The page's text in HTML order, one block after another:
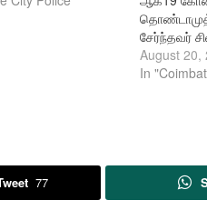
சேர்ந்தவர்
இவர்
வேலைக்கு
August 20,
In
77